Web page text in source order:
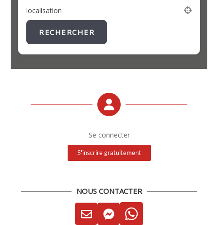
localisation
RECHERCHER
Se connecter
S'inscrire gratuitement
NOUS CONTACTER